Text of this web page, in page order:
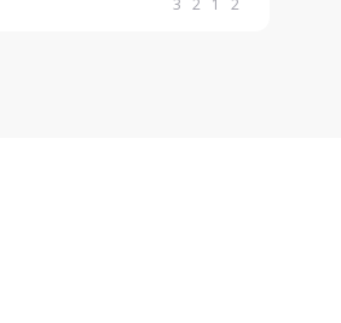
oferecer conforto e
3 2 1 2